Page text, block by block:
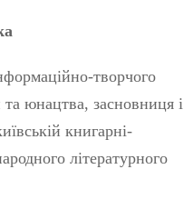
творчого
юнацтва, засновниця і
книгарні-
літературного